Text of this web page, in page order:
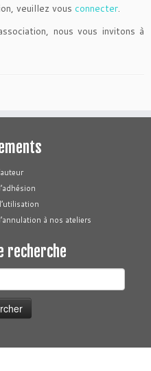
veuillez vous connecter.
nous vous invitons à
à nos ateliers
recherche